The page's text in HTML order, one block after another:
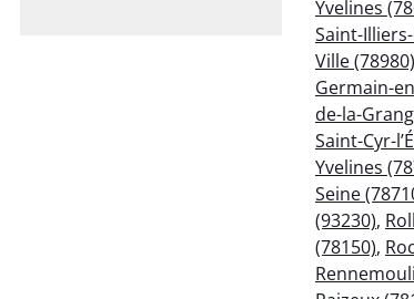
Yvelines
Saint-
Ville (78980)
Germain-
de-la-
Saint-Cyr-
Yvelines
Seine
(93230),
(78150),